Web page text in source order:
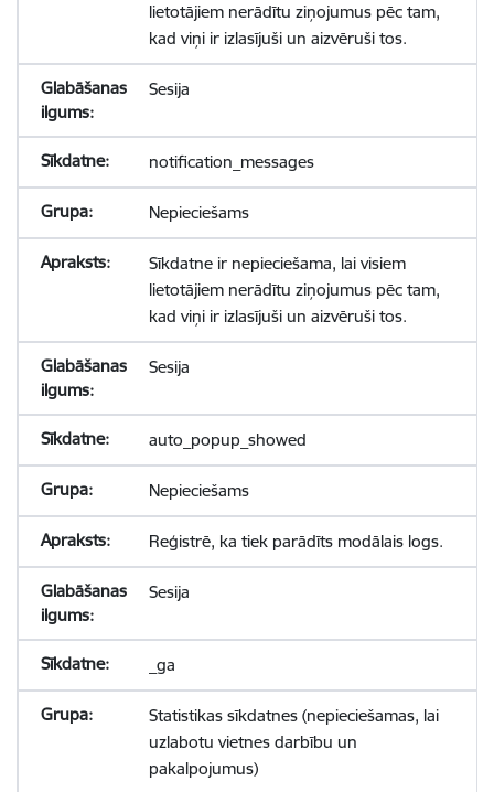
lietotājiem nerādītu ziņojumus pēc tam,
kad viņi ir izlasījuši un aizvēruši tos.
Sesija
notification_messages
Nepieciešams
Sīkdatne ir nepieciešama, lai visiem
lietotājiem nerādītu ziņojumus pēc tam,
kad viņi ir izlasījuši un aizvēruši tos.
Sesija
auto_popup_showed
Nepieciešams
Reģistrē, ka tiek parādīts modālais logs.
Sesija
_ga
Statistikas sīkdatnes (nepieciešamas, lai
uzlabotu vietnes darbību un
pakalpojumus)